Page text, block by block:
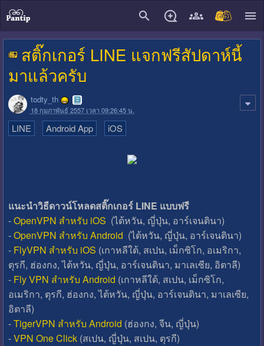
สติ๊กเกอร์ LINE แจกฟรีสัปดาห์นี้
มาแล้วครับ
todty_th
18 กุมภาพันธ์ 2557 เวลา 09:26:45 น.
LINE Android App iOS
แนะนำวิธีดาวน์โหลดสติ๊กเกอร์ LINE แบบฟรี
-OpenVPN สำหรับ iOS (ไต้หวัน, ญี่ปุ่น, อาร์เจนตินา)
-OpenVPN สำหรับ Android (ไต้หวัน, ญี่ปุ่น, อาร์เจนตินา)
- FlyVPN สำหรับ iOS (เกาหลีใต้, สเปน, เม็กซิโก, อเมริกา,
ตุรกี, ฮ่องกง, ไต้หวัน, ญี่ปุ่น, อาร์เจนตินา, มาเลเซีย, อิตาลี)
- Fly VPN สำหรับ Android (เกาหลีใต้, สเปน, เม็กซิโก,
อเมริกา, ตุรกี, ฮ่องกง, ไต้หวัน, ญี่ปุ่น, อาร์เจนตินา, มาเลเซีย,
อิตาลี)
-TigerVPN สำหรับ Android (ฮ่องกง, จีน, ญี่ปุ่น)
-VPN One Click(สเปน, ญี่ปุ่น, สเปน, ตุรกี)
close